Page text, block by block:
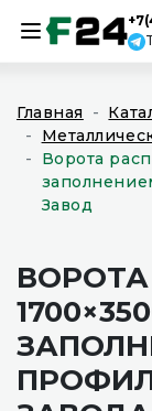
Главная
Ворота
Завод